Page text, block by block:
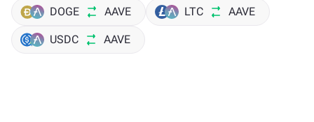
DOGE AAVE LTC AAVE
USDC AAVE